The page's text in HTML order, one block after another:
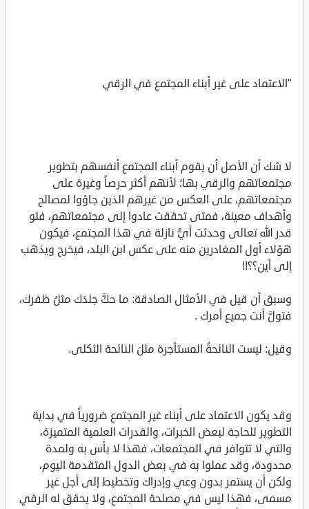
"الاعتماد على غير أبناء المجتمع في الرقي
لا شك أن الأصل أن يقوم أبناء المجتمع أنفسهم بتطوير
مجتمعاتهم والرقي بها؛ لأنهم أكثر حرصاً وغيرة على
مجتمعاتهم، على العكس من غيرهم الذين جاؤوا لمصالح
وأهداف معينة، فمتى تحققت عادوا إلى مجتمعاتهم، فلو
قدر الله تعالى وحدثت أيُّ نازلة في هذا المجتمع، فيكون
هؤلاء أول المغادرين منه على عكس ابن البلد، فيخرج ويذهب
إلى أين؟؟!!
وسبق أن قيل في الأمثال الصادقة: ما حكَّ جلدَك مثلُ ظفرك،
فتولَّ أنت جميع أمرك .
وقيل: ليست النائحةُ المستأجرة مثلَ النائحة الثكلى.
وقد يكون الاعتماد على أبناء غير المجتمع ضرورياً في بداية
التطوير للحاجة لبعض الخبرات، والقدرات العلمية المتميزة،
والتي لا تتوافر في المجتمعات، فهذا لا بأس به ولمدة
محدودة، وقد عملوا به في بعض الدول المتقدمة اليوم،
ولكن أن يستمر بدون وعي وإدراك وتخطيط إلى أجل غير
مسمى، فهذا ليس في مصلحة المجتمع، ولا يحقق له الرقي